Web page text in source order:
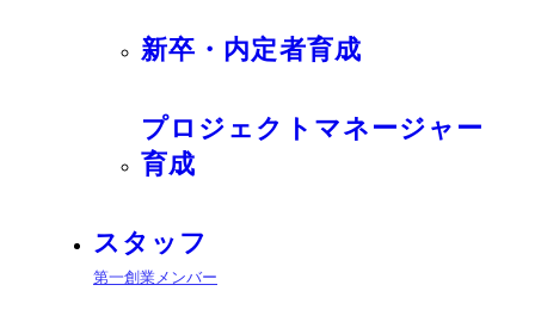
新卒・内定者育成
プロジェクトマネージャー
育成
スタッフ
第一創業メンバー